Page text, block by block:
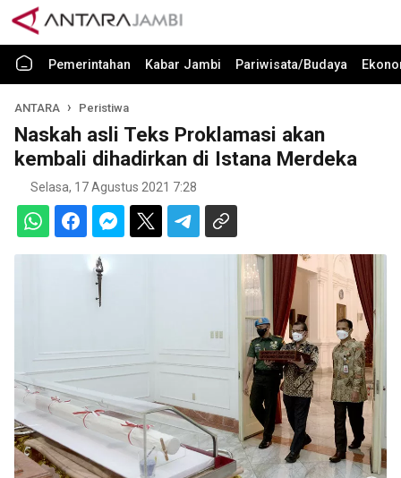
Pemerintahan Kabar Jambi Pariwisata/Budaya
ANTARA Peristiwa
Naskah asli Teks Proklamasi akan
kembali dihadirkan di Istana Merdeka
Selasa, 17 Agustus 2021 7:28